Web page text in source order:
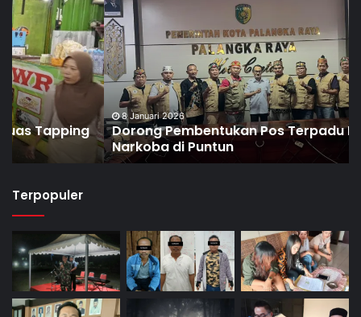
8 Januari 2026
Dorong Pembentukan Pos Terpadu Berantas
Narkoba di Puntun
Terpopuler